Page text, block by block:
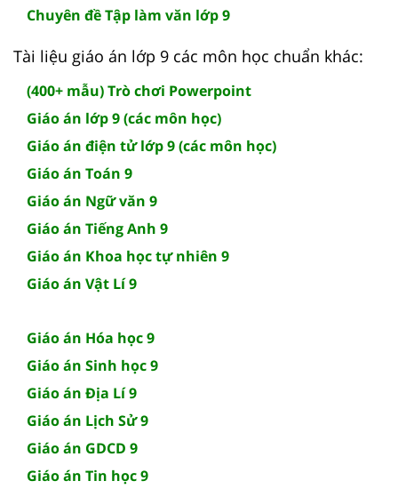
Chuyên đề Tập làm văn lớp 9
Tài liệu giáo án lớp 9 các môn học chuẩn khác:
(400+ mẫu) Trò chơi Powerpoint
Giáo án lớp 9 (các môn học)
Giáo án điện tử lớp 9 (các môn học)
Giáo án Toán 9
Giáo án Ngữ văn 9
Giáo án Tiếng Anh 9
Giáo án Khoa học tự nhiên 9
Giáo án Vật Lí 9
Giáo án Hóa học 9
Giáo án Sinh học 9
Giáo án Địa Lí 9
Giáo án Lịch Sử 9
Giáo án GDCD 9
Giáo án Tin học 9